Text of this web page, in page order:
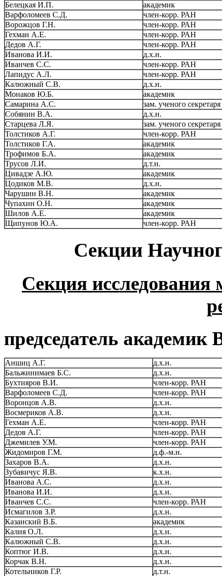
Белецкая И.П.
академик
Варфоломеев С.Д.
член-корр. РАН
Ворожцов Г.Н.
член-корр. РАН
Гехман А.Е.
член-корр. РАН
Дедов А.Г.
член-корр. РАН
Иванова И.И.
д.х.н.
Иванчев С.С.
член-корр. РАН
Лапидус А.Л.
член-корр. РАН
Калюжный С.В.
д.х.н.
Монаков Ю.Б.
академик
Самарина А.С.
зам. ученого
Собянин В.А.
д.х.н.
Старцева Л.Я.
зам. ученого
Толстиков А.Г.
член-корр. РАН
Толстиков Г.А.
академик
Трофимов Б.А.
академик
Трусов Л.И.
д.т.н.
Цивадзе А.Ю.
академик
Цодиков М.В.
д.х.н.
Чарушин В.Н.
академик
Чупахин О.Н.
академик
Шилов А.Е.
академик
Щипунов Ю.А.
член-корр. РАН
Секции
Секция исследования
председатель
Аншиц А.Г.
д.х.н.
Бальжинимаев Б.С.
д.х.н.
Бухтияров В.И.
член-корр. РАН
Варфоломеев С.Д.
член-корр. РАН
Воронцов А.В.
д.х.н.
Восмериков А.В.
д.х.н.
Гехман А.Е.
член-корр. РАН
Дедов А.Г.
член-корр. РАН
Джемилев У.М.
член-корр. РАН
Жидомиров Г.М.
д.ф.-м.н.
Захаров В.А.
д.х.н.
Зубавичус Я.В.
к.х.н.
Иванова А.С.
д.х.н.
Иванова И.И.
д.х.н.
Иванчев С.С.
член-корр. РАН
Исмагилов З.Р.
д.х.н.
Казанский В.Б.
академик
Калия О.Л.
д.х.н.
Калюжный С.В.
д.х.н.
Коптюг И.В.
д.х.н.
Корчак В.Н.
д.х.н.
Котельников Г.Р.
д.т.н.